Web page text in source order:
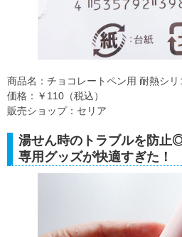
商品名：チョコレートペン用 耐熱シリ
価格：￥110（税込）
販売ショップ：セリア
湯せん時のトラブルを防止
専用グッズが快適すぎた！